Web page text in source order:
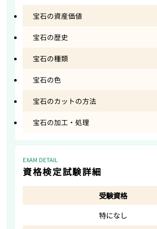
宝石の資産価値
宝石の歴史
宝石の種類
宝石の色
宝石のカットの方法
宝石の加工・処理
EXAM DETAIL
資格検定試験詳細
受験資格
特になし